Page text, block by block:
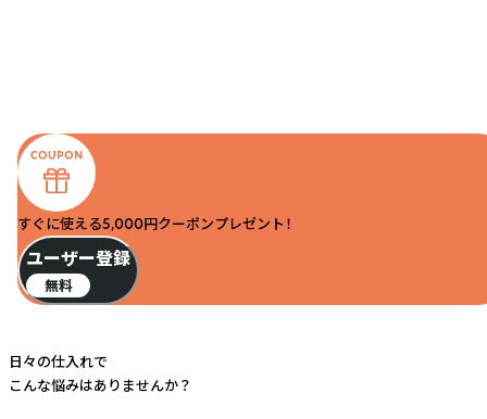
すぐに使える5,000円クーポンプレゼント！
ユーザー登録
無料
日々の仕入れで
こんな悩みはありませんか？